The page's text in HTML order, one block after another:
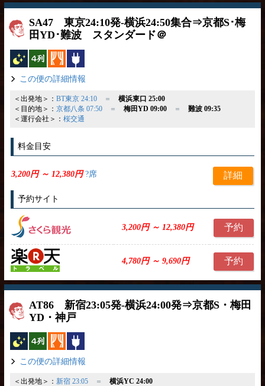
SA47 東京24:10発-横浜24:50集合⇒京都S･梅
田YD･難波 スタンダード＠
夜行バス
横4列 カーテン
この便の詳細情報
＜出発地＞： BT東京 24:10＝ 横浜東口 25:00
＜目的地＞： 京都八条 07:50＝ 梅田YD 09:00＝ 難波 09:35
＜運行会社＞： 桜交通
料金目安
3,200円 ～ 12,380円?席 詳細
予約サイト
3,200円 ～ 12,380円 予約
4,780円 ～ 9,690円 予約
AT86 新宿23:05発-横浜24:00発⇒京都S・梅田
YD・神戸
夜行バス
横4列 カーテン
この便の詳細情報
＜出発地＞： 新宿 23:05＝ 横浜YC 24:00